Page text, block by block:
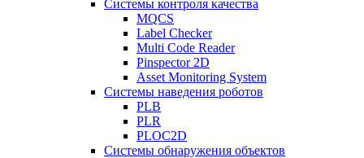
Системы контроля качества
MQCS
Label Checker
Multi Code Reader
Pinspector 2D
Asset Monitoring System
Системы наведения роботов
PLB
PLR
PLOC2D
Системы обнаружения объектов